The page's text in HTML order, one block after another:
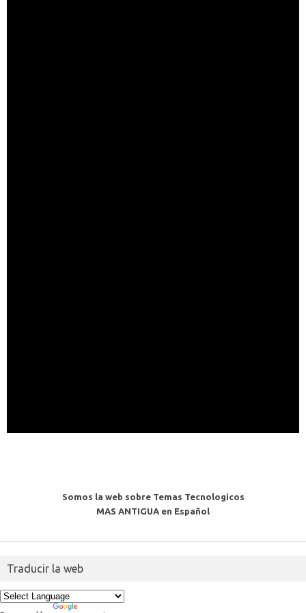
Somos la web sobre Temas Tecnologicos
MAS ANTIGUA en Español
Traducir la web